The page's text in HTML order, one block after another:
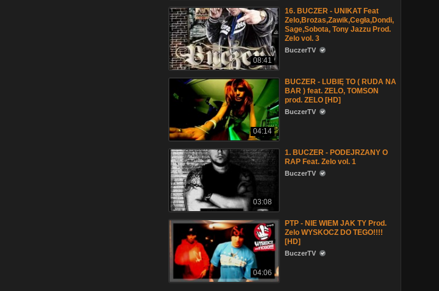
08:41
16. BUCZER - UNIKAT Feat
Zelo,Brożas,Zawik,Cegła,Dondi,
Sage,Sobota, Tony Jazzu Prod.
Zelo vol. 3
BuczerTV
04:14
BUCZER - LUBIĘ TO ( RUDA NA
BAR ) feat. ZELO, TOMSON
prod. ZELO [HD]
BuczerTV
03:08
1. BUCZER - PODEJRZANY O
RAP Feat. Zelo vol. 1
BuczerTV
04:06
PTP - NIE WIEM JAK TY Prod.
Zelo WYSKOCZ DO TEGO!!!!
[HD]
BuczerTV